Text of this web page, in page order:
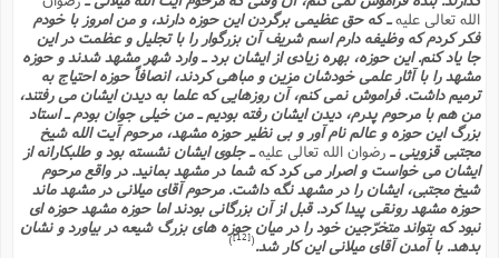
الله تعالى علیهـ که حق عظیمى برگردن این حوزه دارند، و من امروز با خودم
فکر کردم که وظیفه دارم اسم شریف آن بزرگوار را با تجلیل و عظمت در این
جا یاد کنم. این حوزه، بهره زیادى از ایشان برد ـ وارد شهر مشهد شدند و حوزه
مشهد را با آثار علمى خودشان مزین و مباهى کردند، انصافاً حوزه احتیاج به
ترمیم داشت. فراموش نمى کنم، آن روزهایى که علما به دیدن ایشان مى رفتند،
من هم با مرحوم پدرم، دیدن ایشان رفته بودیم ـ من خیلى جوان بودم ـ استاد
بزرگ این حوزه و عالم نام آور و بى نظیر حوزه مشهد، مرحوم آیت الله شیخ
مجتبى قزوینى ـرضوان الله تعالى علیهـ جلوى ایشان نشسته بود و طلبکارانه از
ایشان مى خواست و اصرار مى کرد که شما در مشهد بمانید. در واقع مرحوم
شیخ مجتبى، ایشان را در مشهد نگه داشت. مرحوم آقاى میلانى در مشهد ماند
حوزه مشهد رونقى پیدا کرد. قبل از آن بزرگانى بودند اما حوزه مشهد حوزه اى
نبود که بتواند متخرّجین خود را در میان حوزه هاى بزرگ شیعه در بیاورد و نشان
بدهد. با آمدن آقاى میلانى این کار شد.(
[12]
)